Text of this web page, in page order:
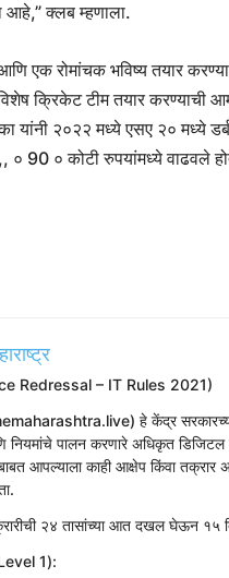
आहे,” क्लब म्हणाला.
एक रोमांचक भविष्य तयार
क्रिकेट टीम तयार करण्याची
यांनी २०२२ मध्ये एसए २० मध्ये
90 ० कोटी रुपयांमध्ये वाढवले
Redressal – IT Rules 2021)
हे केंद्र
पालन करणारे अधिकृत डिजिटल
आपल्याला काही आक्षेप किंवा
२४ तासांच्या आत दखल घेऊन १५
1):